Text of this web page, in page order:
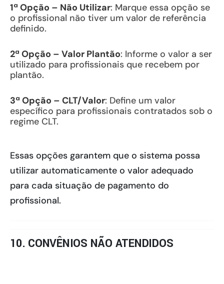
1ª Opção – Não Utilizar: Marque essa opção se
o profissional não tiver um valor de referência
definido.
2ª Opção – Valor Plantão: Informe o valor a ser
utilizado para profissionais que recebem por
plantão.
3ª Opção – CLT/Valor: Define um valor
específico para profissionais contratados sob o
regime CLT.
Essas opções garantem que o sistema possa
utilizar automaticamente o valor adequado
para cada situação de pagamento do
profissional.
10. CONVÊNIOS NÃO ATENDIDOS